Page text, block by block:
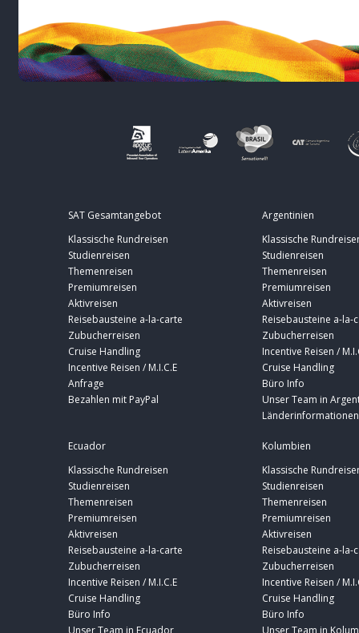
SAT Gesamtangebot
Klassische Rundreisen
Studienreisen
Themenreisen
Premiumreisen
Aktivreisen
Reisebausteine a-la-carte
Zubucherreisen
Cruise Handling
Incentive Reisen / M.I.C.E
Anfrage
Bezahlen mit PayPal
Argentinien
Klassische
Studienreisen
Themenreisen
Premiumreisen
Aktivreisen
Reisebausteine a-la-
Zubucherreisen
Incentive Reisen /
Cruise Handling
Büro Info
Unser Team in
Länderinformationen
Ecuador
Klassische Rundreisen
Studienreisen
Themenreisen
Premiumreisen
Aktivreisen
Reisebausteine a-la-carte
Zubucherreisen
Incentive Reisen / M.I.C.E
Cruise Handling
Büro Info
Kolumbien
Klassische
Studienreisen
Themenreisen
Premiumreisen
Aktivreisen
Reisebausteine a-la-
Zubucherreisen
Incentive Reisen /
Cruise Handling
Büro Info